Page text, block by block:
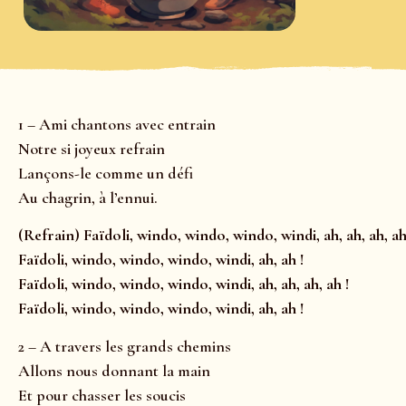
1 – Ami chantons avec entrain
Notre si joyeux refrain
Lançons-le comme un défi
Au chagrin, à l’ennui.
(Refrain) Faïdoli, windo, windo, windo, windi, ah, ah, ah,
Faïdoli, windo, windo, windo, windi, ah, ah !
Faïdoli, windo, windo, windo, windi, ah, ah, ah, ah !
Faïdoli, windo, windo, windo, windi, ah, ah !
2 – A travers les grands chemins
Allons nous donnant la main
Et pour chasser les soucis